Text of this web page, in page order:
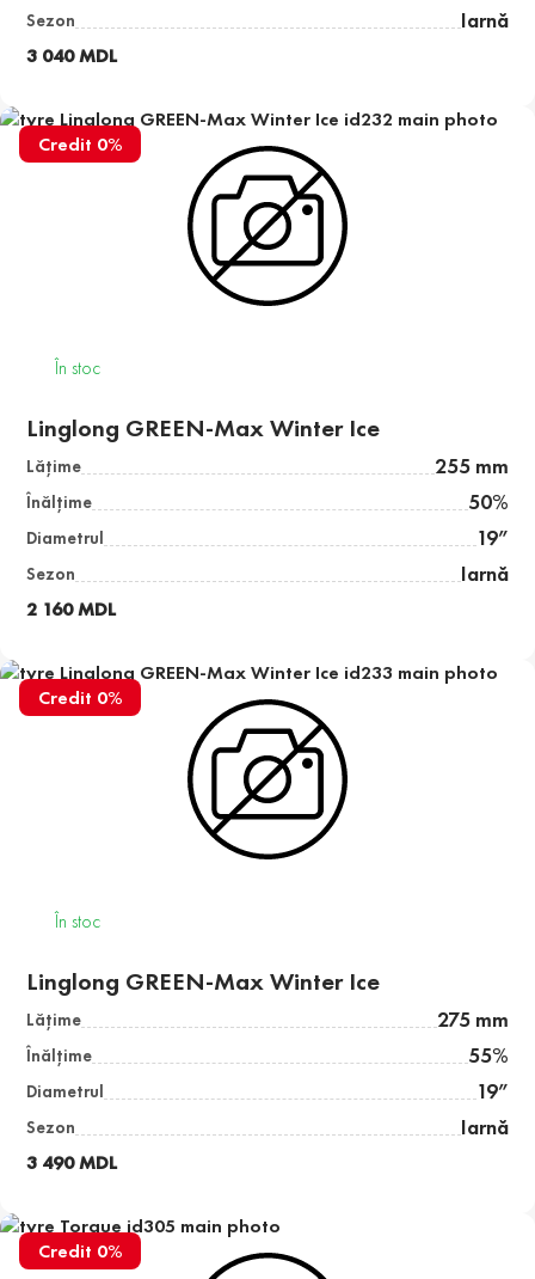
Sezon Iarnă
3 040 MDL
Credit 0%
În stoc
Linglong GREEN-Max Winter Ice
Lăţime 255 mm
Înălţime 50%
Diametrul 19”
Sezon Iarnă
2 160 MDL
Credit 0%
În stoc
Linglong GREEN-Max Winter Ice
Lăţime 275 mm
Înălţime 55%
Diametrul 19”
Sezon Iarnă
3 490 MDL
Credit 0%